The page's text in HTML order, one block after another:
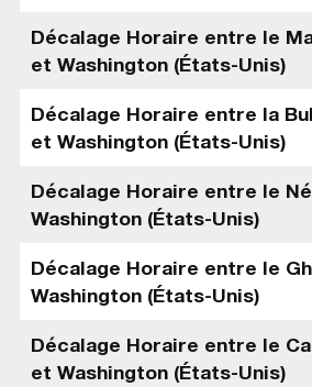
Décalage Horaire entre le
et Washington (États-Unis)
Décalage Horaire entre la
et Washington (États-Unis)
Décalage Horaire entre le
Washington (États-Unis)
Décalage Horaire entre le
Washington (États-Unis)
Décalage Horaire entre le
et Washington (États-Unis)